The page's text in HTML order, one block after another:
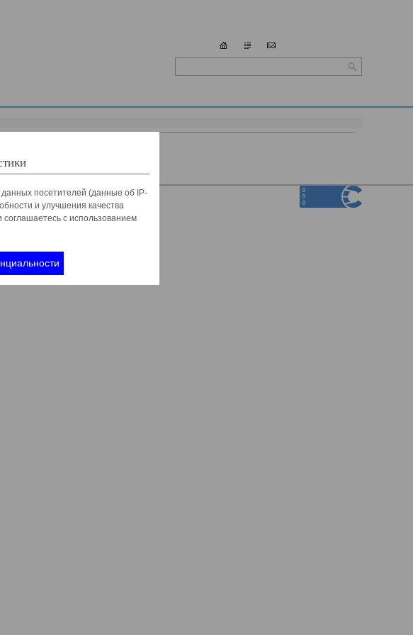
посетителей (данные об IP-
и улучшения качества
с использованием